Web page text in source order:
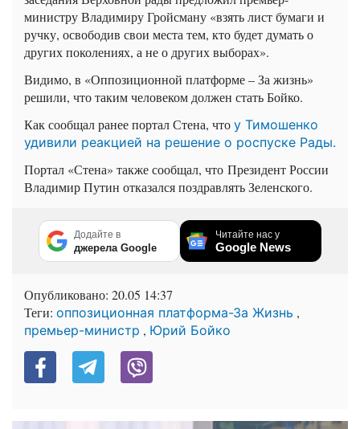
министру Владимиру Гройсману «взять лист бумаги и
ручку, освободив свои места тем, кто будет думать о
других поколениях, а не о других выборах».
Видимо, в «Оппозиционной платформе – За жизнь»
решили, что таким человеком должен стать Бойко.
Как сообщал ранее портал Стена, что у Тимошенко
удивили реакцией на решение о роспуске Рады.
Портал «Стена» также сообщал, что Президент России
Владимир Путин отказался поздравлять Зеленского.
Додайте в
джерела Google
Читайте нас у
Google News
Опубликовано: 20.05 14:37
Теги: оппозиционная платформа-За Жизнь ,
премьер-министр , Юрий Бойко